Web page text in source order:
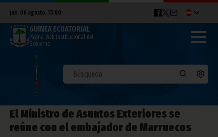
jue. 06 agosto, 15:00
GUINEA ECUATORIAL
Página Web Institucional del
Gobierno
El Ministro de Asuntos Exteriores se
reúne con el embajador de Marruecos